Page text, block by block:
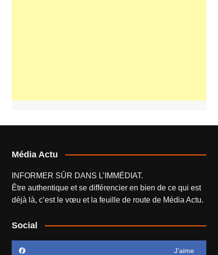
Média Actu
INFORMER SÛR DANS L’IMMÉDIAT.
Être authentique et se différencier en bien de ce qui est
déjà là, c’est le vœu et la feuille de route de Média Actu.
Social
J’aime